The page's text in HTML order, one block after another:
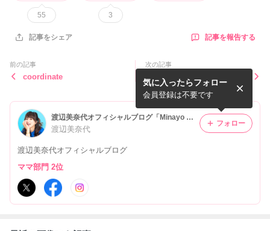
55 3
記事をシェア 記事を報告する
前の記事
coordinate
次の記事
機能性×実用性抜群！これか
ら着たいジャケット！
渡辺美奈代オフィシャルブログ「Minayo Land」Powered by Ameba
渡辺美奈代
渡辺美奈代オフィシャルブログ
気に入ったらフォロー
会員登録は不要です
フォロー
ママ部門 2位